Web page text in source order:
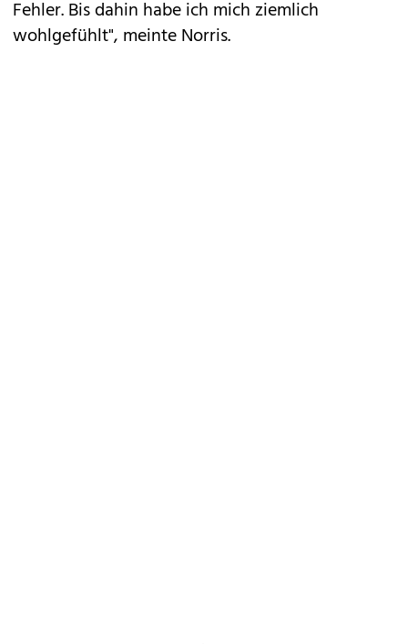
Fehler. Bis dahin habe ich mich ziemlich
wohlgefühlt", meinte Norris.